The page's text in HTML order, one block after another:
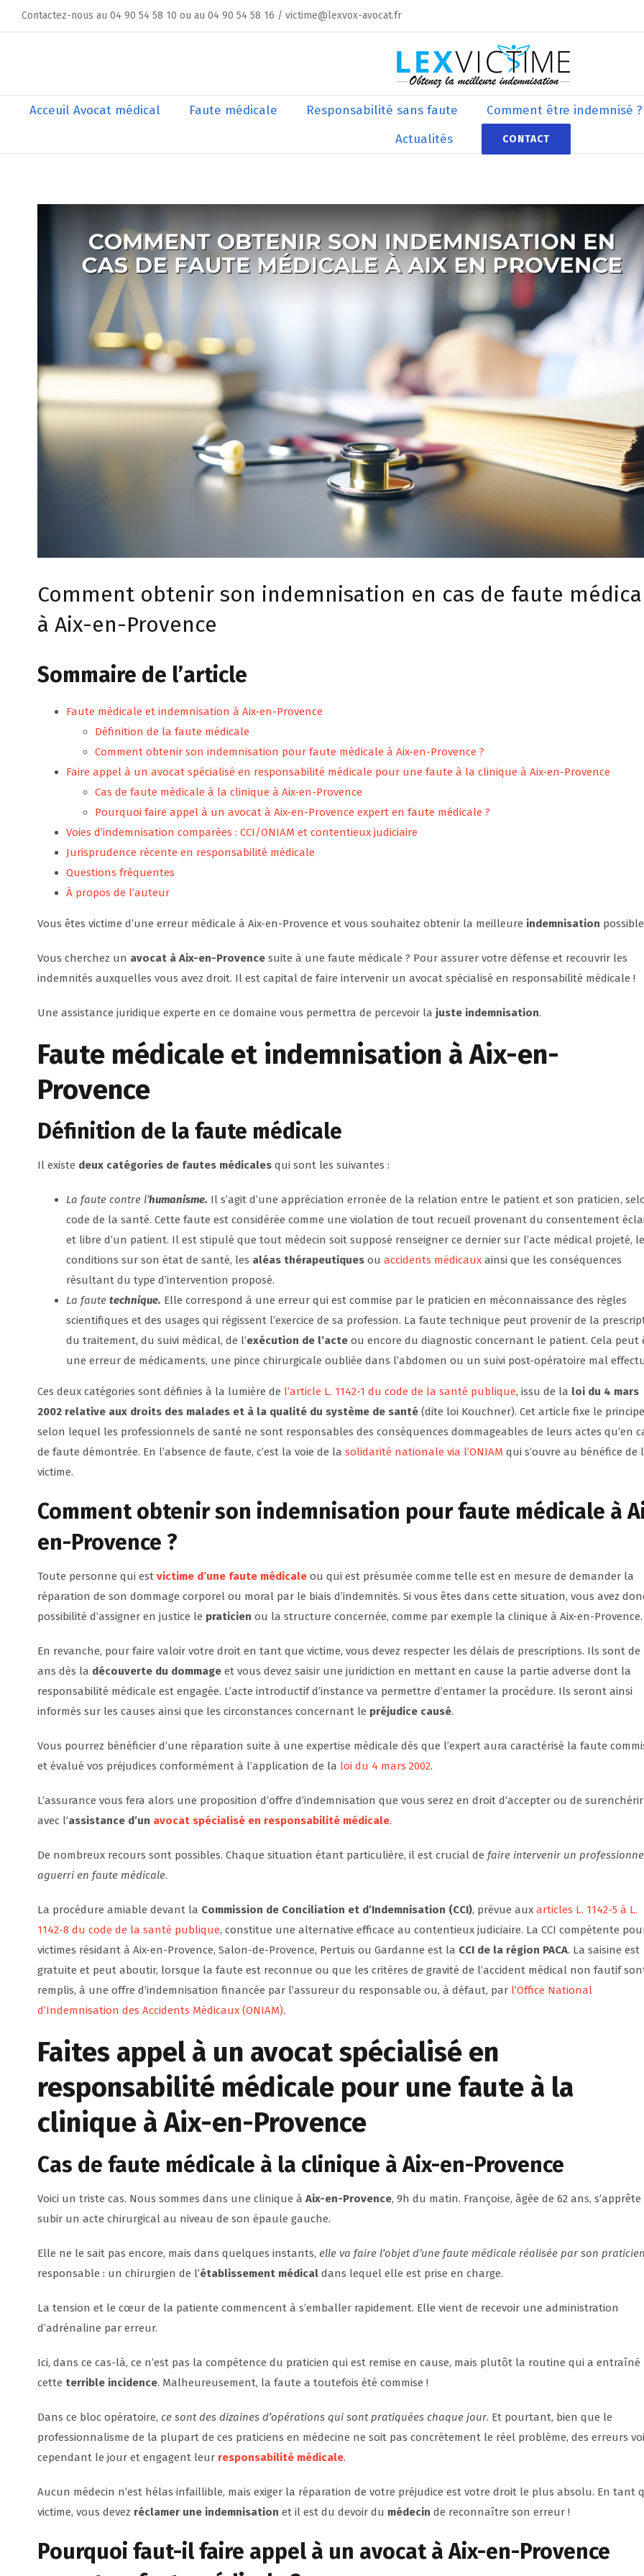
to
Contactez-nous au 04 90 54 58 10 ou au 04 90 54 58 16 / victime@lexvox-avocat.fr
Acceuil Avocat médical Faute médicale Responsabilité sans faute
Comment être indemnisé ?
Actualités
CONTACT
Comment obtenir son indemnisation en cas de faute
à Aix-en-Provence
Sommaire de l’article
Faute médicale et indemnisation à Aix-en-Provence
Définition de la faute médicale
Comment obtenir son indemnisation pour faute médicale à Aix-en-Provence ?
Faire appel à un avocat spécialisé en responsabilité médicale pour une faute à la clinique à Aix-en-Provence
Cas de faute médicale à la clinique à Aix-en-Provence
Pourquoi faire appel à un avocat à Aix-en-Provence expert en faute médicale ?
Voies d’indemnisation comparées : CCI/ONIAM et contentieux judiciaire
Jurisprudence récente en responsabilité médicale
Questions fréquentes
À propos de l’auteur
Vous êtes victime d’une erreur médicale à Aix-en-Provence et vous souhaitez obtenir la meilleure indemnisation
Vous cherchez un avocat à Aix-en-Provence suite à une faute médicale ? Pour assurer votre défense et recouvrir les
indemnités auxquelles vous avez droit. Il est capital de faire intervenir un avocat spécialisé en responsabilité médicale !
Une assistance juridique experte en ce domaine vous permettra de percevoir la juste indemnisation.
Faute médicale et indemnisation à Aix-en-
Provence
Définition de la faute médicale
Il existe deux catégories de fautes médicales qui sont les suivantes :
La faute contre l’humanisme. Il s’agit d’une appréciation erronée de la relation entre le patient et son praticien,
code de la santé. Cette faute est considérée comme une violation de tout recueil provenant du consentement
et libre d’un patient. Il est stipulé que tout médecin soit supposé renseigner ce dernier sur l’acte médical projeté,
conditions sur son état de santé, les aléas thérapeutiques ou accidents médicaux ainsi que les conséquences
résultant du type d’intervention proposé.
La faute technique. Elle correspond à une erreur qui est commise par le praticien en méconnaissance des règles
scientifiques et des usages qui régissent l’exercice de sa profession. La faute technique peut provenir de la
du traitement, du suivi médical, de l’exécution de l’acte ou encore du diagnostic concernant le patient. Cela peut
une erreur de médicaments, une pince chirurgicale oubliée dans l’abdomen ou un suivi post-opératoire mal
Ces deux catégories sont définies à la lumière de l’article L. 1142-1 du code de la santé publique, issu de la loi du 4 mars
2002 relative aux droits des malades et à la qualité du système de santé (dite loi Kouchner). Cet article fixe le principe
selon lequel les professionnels de santé ne sont responsables des conséquences dommageables de leurs actes qu’en
de faute démontrée. En l’absence de faute, c’est la voie de la solidarité nationale via l’ONIAM qui s’ouvre au bénéfice de
victime.
Commentobtenir son indemnisation pour faute médicale à
en-Provence ?
Toute personne qui est victime d’une faute médicale ou qui est présumée comme telle est en mesure de demander la
réparation de son dommage corporel ou moral par le biais d’indemnités. Si vous êtes dans cette situation, vous avez
possibilité d’assigner en justice le praticien ou la structure concernée, comme par exemple la clinique à Aix-en-Provence.
En revanche, pour faire valoir votre droit en tant que victime, vous devez respecter les délais de prescriptions. Ils sont de
ans dès la découverte du dommage et vous devez saisir une juridiction en mettant en cause la partie adverse dont la
responsabilité médicale est engagée. L’acte introductif d’instance va permettre d’entamer la procédure. Ils seront ainsi
informés sur les causes ainsi que les circonstances concernant le préjudice causé.
Vous pourrez bénéficier d’une réparation suite à une expertise médicale dès que l’expert aura caractérisé la faute
et évalué vos préjudices conformément à l’application de la loi du 4 mars 2002.
L’assurance vous fera alors une proposition d’offre d’indemnisation que vous serez en droit d’accepter ou de surenchérir
avec l’assistance d’un avocat spécialisé en responsabilité médicale.
De nombreux recours sont possibles. Chaque situation étant particulière, il est crucial de faire intervenir un
aguerri en faute médicale.
La procédure amiable devant la Commission de Conciliation et d’Indemnisation (CCI), prévue aux articles L. 1142-5 à L.
1142-8 du code de la santé publique, constitue une alternative efficace au contentieux judiciaire. La CCI compétente
victimes résidant à Aix-en-Provence, Salon-de-Provence, Pertuis ou Gardanne est la CCI de la région PACA. La saisine est
gratuite et peut aboutir, lorsque la faute est reconnue ou que les critères de gravité de l’accident médical non fautif
remplis, à une offre d’indemnisation financée par l’assureur du responsable ou, à défaut, par l’Office National
d’Indemnisation des Accidents Médicaux (ONIAM).
Faites appel à un avocat spécialisé en
responsabilité médicale pour une faute à la
clinique à Aix-en-Provence
Cas de faute médicale à la clinique à Aix-en-Provence
Voici un triste cas. Nous sommes dans une clinique à Aix-en-Provence, 9h du matin. Françoise, âgée de 62 ans, s’apprête
subir un acte chirurgical au niveau de son épaule gauche.
Elle ne le sait pas encore, mais dans quelques instants, elle va faire l’objet d’une faute médicale réalisée par son
responsable : un chirurgien de l’établissement médical dans lequel elle est prise en charge.
La tension et le cœur de la patiente commencent à s’emballer rapidement. Elle vient de recevoir une administration
d’adrénaline par erreur.
Ici, dans ce cas-là, ce n’est pas la compétence du praticien qui est remise en cause, mais plutôt la routine qui a entraîné
cette terrible incidence. Malheureusement, la faute a toutefois été commise !
Dans ce bloc opératoire, ce sont des dizaines d’opérations qui sont pratiquées chaque jour. Et pourtant, bien que le
professionnalisme de la plupart de ces praticiens en médecine ne soit pas concrètement le réel problème, des erreurs
cependant le jour et engagent leur responsabilité médicale.
Aucun médecin n’est hélas infaillible, mais exiger la réparation de votre préjudice est votre droit le plus absolu. En tant
victime, vous devez réclamer une indemnisation et il est du devoir du médecin de reconnaître son erreur !
Pourquoi faut-ilfaire appel à un avocatà Aix-en-Provence